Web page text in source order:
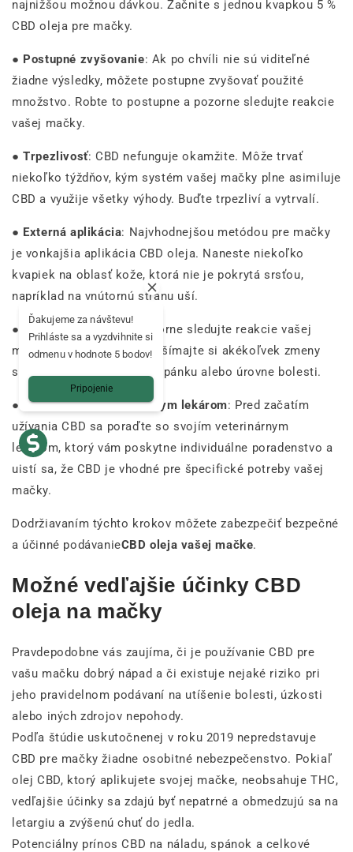
najnižšou možnou dávkou. Začnite s jednou kvapkou 5 %
CBD oleja pre mačky.
● Postupné zvyšovanie: Ak po chvíli nie sú viditeľné
žiadne výsledky, môžete postupne zvyšovať použité
množstvo. Robte to postupne a pozorne sledujte reakcie
vašej mačky.
●Trpezlivosť: CBD nefunguje okamžite. Môže trvať
niekoľko týždňov, kým systém vašej mačky plne asimiluje
CBD a využije všetky výhody. Buďte trpezliví a vytrvalí.
● Externá aplikácia: Najvhodnejšou metódou pre mačky
je vonkajšia aplikácia CBD oleja. Naneste niekoľko
kvapiek na oblasť kože, ktorá nie je pokrytá srsťou,
napríklad na vnútornú stranu uší.
● Monitorujte účinky
: pozorne sledujte reakcie vašej
mačky po aplikácii CBD. Všímajte si akékoľvek zmeny
správania, chuti do jedla, spánku alebo úrovne bolesti.
● Poraďte sa s veterinárnym lekárom: Pred začatím
užívania CBD sa poraďte so svojím veterinárnym
lekárom, ktorý vám poskytne individuálne poradenstvo a
uistí sa, že CBD je vhodné pre špecifické potreby vašej
mačky.
Dodržiavaním týchto krokov môžete zabezpečiť bezpečné
a účinné podávanieCBD oleja vašej mačke.
Možné vedľajšie účinky CBD
oleja na mačky
Pravdepodobne vás zaujíma, či je používanie CBD pre
vašu mačku dobrý nápad a či existuje nejaké riziko pri
jeho pravidelnom podávaní na utíšenie bolesti, úzkosti
alebo iných zdrojov nepohody.
Podľa štúdie uskutočnenej v roku 2019 nepredstavuje
CBD pre mačky žiadne osobitné nebezpečenstvo. Pokiaľ
olej CBD, ktorý aplikujete svojej mačke, neobsahuje THC,
vedľajšie účinky sa zdajú byť nepatrné a obmedzujú sa na
letargiu a zvýšenú chuť do jedla.
Potenciálny prínos CBD na náladu, spánok a celkové
Ďakujeme za návštevu!
Prihláste sa a vyzdvihnite si
odmenu v hodnote 5 bodov!
Pripojenie